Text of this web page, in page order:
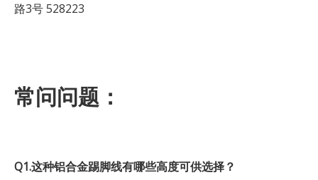
路3号 528223
常问问题：
Q1.这种铝合金踢脚线有哪些高度可供选择？